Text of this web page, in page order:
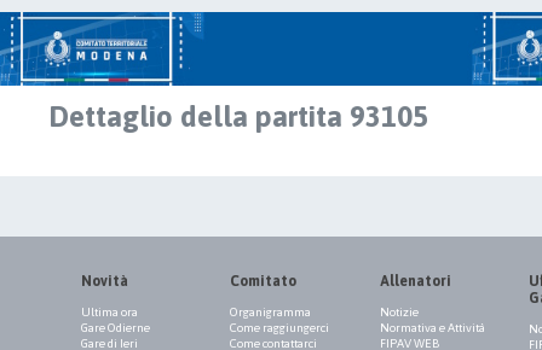
Dettaglio della partita 93105
Novità
Ultima ora
Gare Odierne
Gare di Ieri
Comitato
Organigramma
Come raggiungerci
Come contattarci
Allenatori
Notizie
Normativa e Attività
FIPAV WEB